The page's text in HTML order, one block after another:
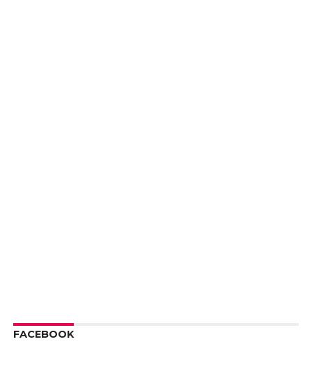
FACEBOOK